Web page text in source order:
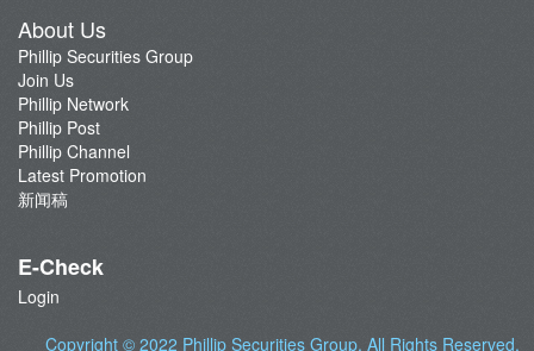
About Us
Phillip Securities Group
Join Us
Phillip Network
Phillip Post
Phillip Channel
Latest Promotion
新闻稿
E-Check
Login
Copyright © 2022 Phillip Securities Group. All Rights Reserved.